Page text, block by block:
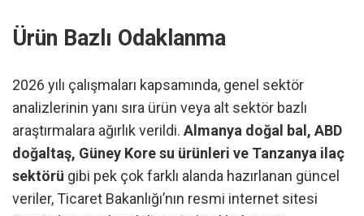
Ürün Bazlı Odaklanma
2026 yılı çalışmaları kapsamında, genel sektör
analizlerinin yanı sıra ürün veya alt sektör bazlı
araştırmalara ağırlık verildi. Almanya doğal bal, ABD
doğaltaş, Güney Kore su ürünleri ve Tanzanya ilaç
sektörü gibi pek çok farklı alanda hazırlanan güncel
veriler, Ticaret Bakanlığı’nın resmi internet sitesi